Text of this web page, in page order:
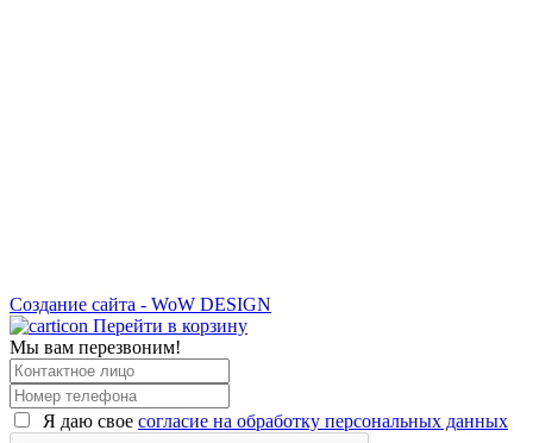
Создание сайта - WoW DESIGN
Перейти в корзину
Мы вам перезвоним!
Я даю свое согласие на обработку персональных данных